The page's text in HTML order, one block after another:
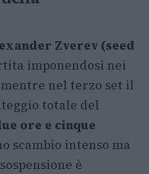
Zverev (seed
imponendosi nei
mentre nel terzo set il
totale del
ore e cinque
scambio intenso ma
è